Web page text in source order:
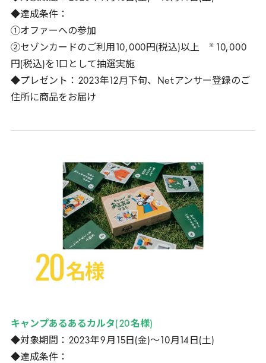
◆達成条件：
①オファーへの参加
②セゾンカードのご利用
10,000円(税込)以上※ 10,000
円(税込)を
口として抽選実施
◆プレゼント： 2023年 12月下旬、 Net アンサー登録のご
住所に商品をお届け
キャンプあるあるカルタ(20名様)
◆対象期間： 2023年9月 15 日(金)～10月 14 日(土)
◆達成条件：